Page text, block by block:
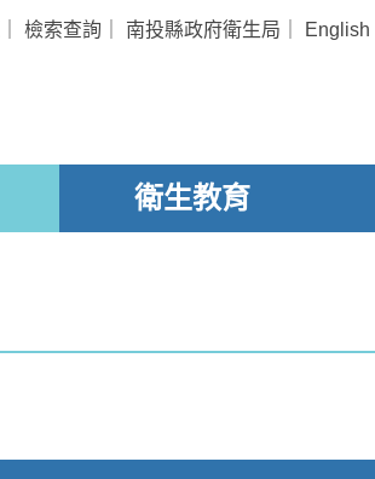
檢索查詢 南投縣政府衛生局 English
衛生教育